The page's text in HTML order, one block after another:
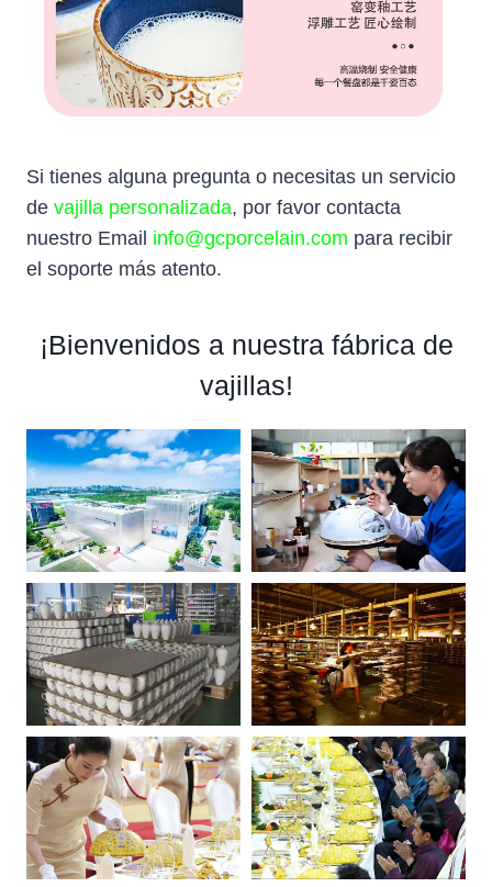
Si tienes alguna pregunta o necesitas un servicio
de vajilla personalizada, por favor contacta
nuestro Email info@gcporcelain.com para recibir
el soporte más atento.
¡Bienvenidos a nuestra fábrica de
vajillas!